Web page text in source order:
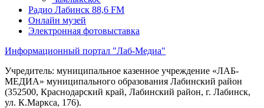
Радио Лабинск 88,6 FM
Онлайн музей
Электронная фотовыставка
Информационный портал "Лаб-Медиа"
Учредитель: муниципальное казенное учреждение «ЛАБ-
МЕДИА» муниципального образования Лабинский район
(352500, Краснодарский край, Лабинский район, г. Лабинск,
ул. К.Маркса, 176).